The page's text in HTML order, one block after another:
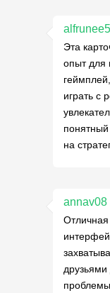
Эта
опыт для
играть с
на
annav08